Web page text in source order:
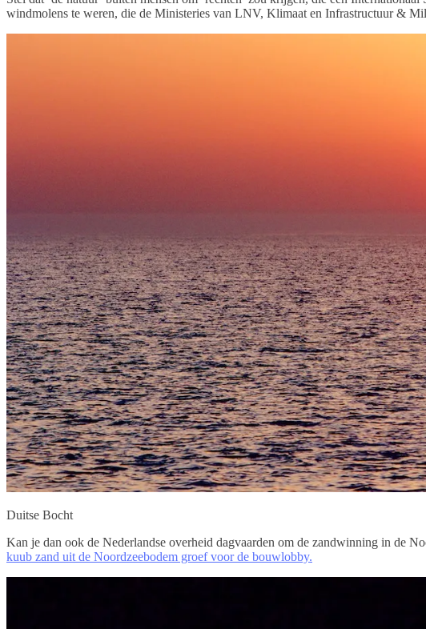
windmolens te weren, die de Ministeries van LNV, Klimaat en Infrastructuur &
Duitse Bocht
Kan je dan ook de Nederlandse overheid dagvaarden om de zandwinning in de
kuub zand uit de Noordzeebodem groef voor de bouwlobby.